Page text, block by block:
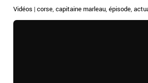
Vidéos |corse,capitaine marleau,épisode,